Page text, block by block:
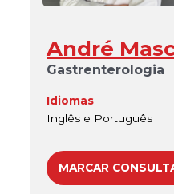
André
Gastrenterologia
Idiomas
Inglês e Português
MARCAR